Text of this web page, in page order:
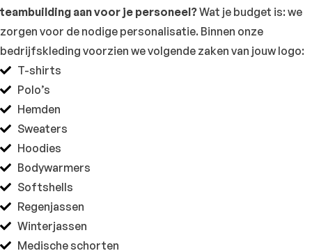
teambuilding aan voor je personeel?Wat je budget is: we
zorgen voor de nodige personalisatie. Binnen onze
bedrijfskleding voorzien we volgende zaken van jouw logo:
T-shirts
Polo’s
Hemden
Sweaters
Hoodies
Bodywarmers
Softshells
Regenjassen
Winterjassen
Medische schorten